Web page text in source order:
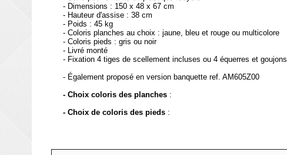
- Dimensions : 150 x 48 x 67 cm
- Hauteur d'assise : 38 cm
- Poids : 45 kg
- Coloris planches au choix : jaune, bleu et rouge ou multicolore
- Coloris pieds : gris ou noir
- Livré monté
- Fixation 4 tiges de scellement incluses ou 4 équerres et goujons
- Également proposé en version banquette ref. AM605Z00
- Choix coloris des planches :
- Choix de coloris des pieds :